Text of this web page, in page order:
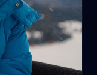
and more
595014866